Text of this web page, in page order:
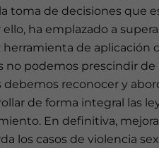
toma de decisiones que
ello, ha emplazado a
herramienta de aplicación
no podemos prescindir
reconocer y
de forma integral las
En definitiva,
los casos de violencia